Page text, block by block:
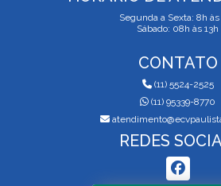
Segunda a Sexta: 8h às
Sábado: 08h às 13h
CONTATO
(11) 5524-2525
(11) 95339-8770
REDES